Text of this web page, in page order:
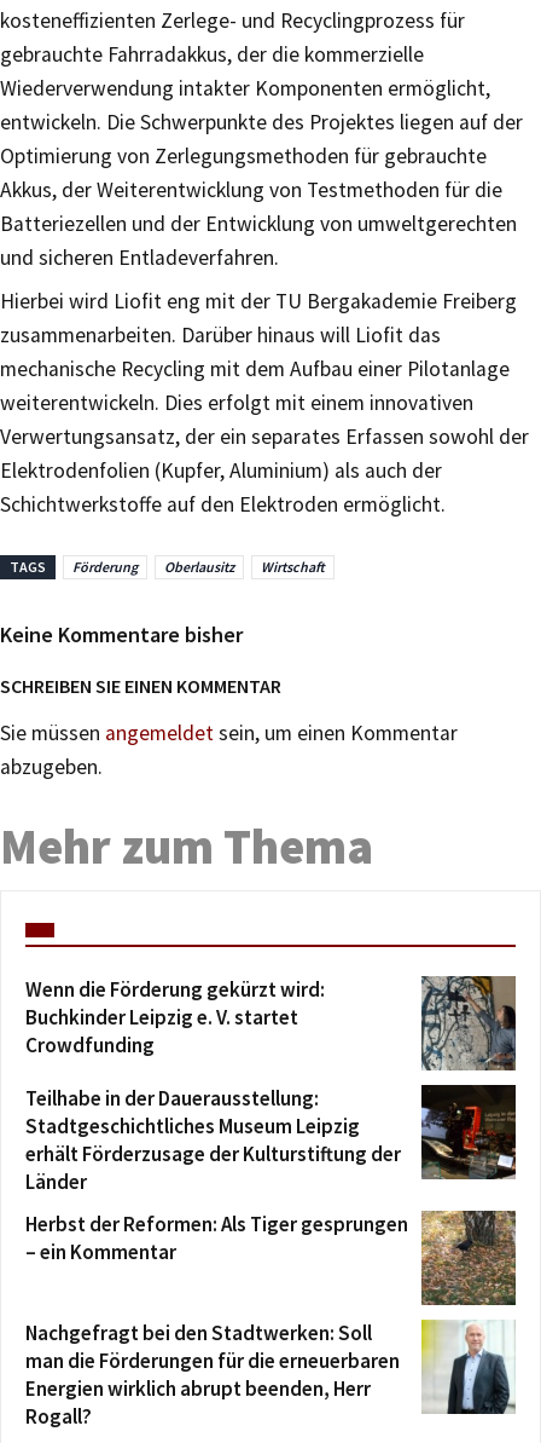
kosteneffizienten Zerlege- und Recyclingprozess für
gebrauchte Fahrradakkus, der die kommerzielle
Wiederverwendung intakter Komponenten ermöglicht,
entwickeln. Die Schwerpunkte des Projektes liegen auf der
Optimierung von Zerlegungsmethoden für gebrauchte
Akkus, der Weiterentwicklung von Testmethoden für die
Batteriezellen und der Entwicklung von umweltgerechten
und sicheren Entladeverfahren.
Hierbei wird Liofit eng mit der TU Bergakademie Freiberg
zusammenarbeiten. Darüber hinaus will Liofit das
mechanische Recycling mit dem Aufbau einer Pilotanlage
weiterentwickeln. Dies erfolgt mit einem innovativen
Verwertungsansatz, der ein separates Erfassen sowohl der
Elektrodenfolien (Kupfer, Aluminium) als auch der
Schichtwerkstoffe auf den Elektroden ermöglicht.
TAGS Förderung Oberlausitz Wirtschaft
Keine Kommentare bisher
SCHREIBEN SIE EINEN KOMMENTAR
Sie müssen angemeldetsein, um einen Kommentar
abzugeben.
Mehr zum Thema
Wenn die Förderung gekürzt wird:
Buchkinder Leipzig e. V. startet
Crowdfunding
Teilhabe in der Dauerausstellung:
Stadtgeschichtliches Museum Leipzig
erhält Förderzusage der Kulturstiftung der
Länder
Herbst der Reformen: Als Tiger gesprungen
– ein Kommentar
Nachgefragt bei den Stadtwerken: Soll
man die Förderungen für die erneuerbaren
Energien wirklich abrupt beenden, Herr
Rogall?